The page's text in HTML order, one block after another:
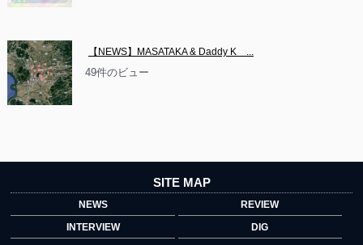
【NEWS】MASATAKA & Daddy K　...
49件のビュー
SITE MAP
NEWS
REVIEW
INTERVIEW
DIG